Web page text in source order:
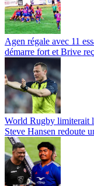
Agen régale avec 11
démarre fort et Brive
World Rugby limiterait
Steve Hansen redoute